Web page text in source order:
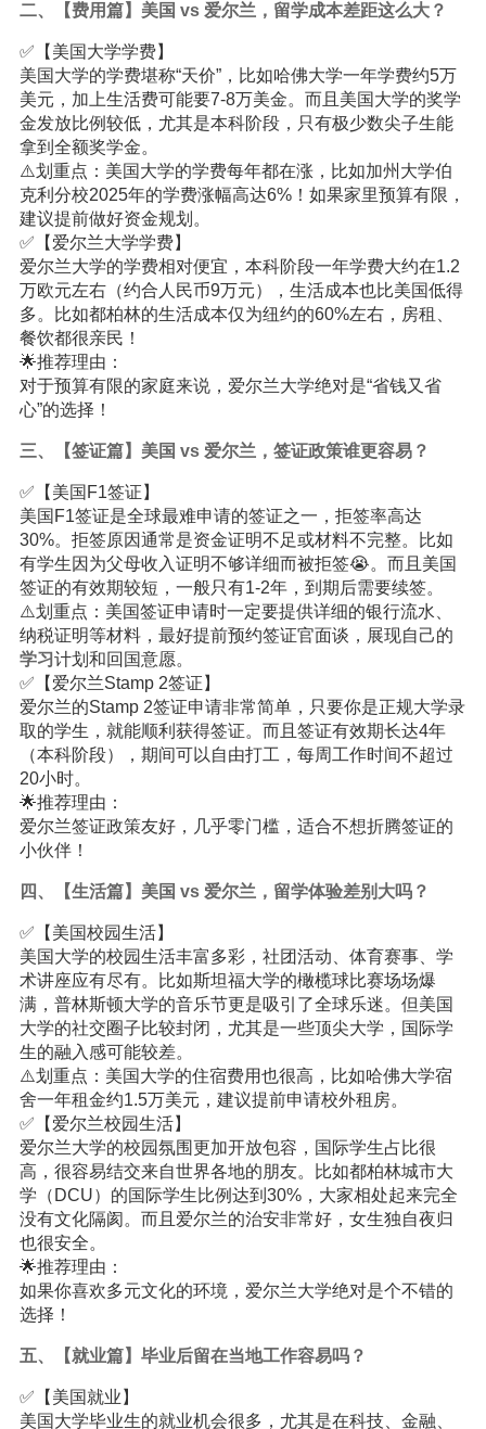
二、【费用篇】美国 vs 爱尔兰，留学成本差距这么大？
✅【美国大学学费】
美国大学的学费堪称“天价”，比如哈佛大学一年学费约5万
美元，加上生活费可能要7-8万美金。而且美国大学的奖学
金发放比例较低，尤其是本科阶段，只有极少数尖子生能
拿到全额奖学金。
⚠️划重点：美国大学的学费每年都在涨，比如加州大学伯
克利分校2025年的学费涨幅高达6%！如果家里预算有限，
建议提前做好资金规划。
✅【爱尔兰大学学费】
爱尔兰大学的学费相对便宜，本科阶段一年学费大约在1.2
万欧元左右（约合人民币9万元），生活成本也比美国低得
多。比如都柏林的生活成本仅为纽约的60%左右，房租、
餐饮都很亲民！
🌟推荐理由：
对于预算有限的家庭来说，爱尔兰大学绝对是“省钱又省
心”的选择！
三、【签证篇】美国 vs 爱尔兰，签证政策谁更容易？
✅【美国F1签证】
美国F1签证是全球最难申请的签证之一，拒签率高达
30%。拒签原因通常是资金证明不足或材料不完整。比如
有学生因为父母收入证明不够详细而被拒签😭。而且美国
签证的有效期较短，一般只有1-2年，到期后需要续签。
⚠️划重点：美国签证申请时一定要提供详细的银行流水、
纳税证明等材料，最好提前预约签证官面谈，展现自己的
学习计划和回国意愿。
✅【爱尔兰Stamp 2签证】
爱尔兰的Stamp 2签证申请非常简单，只要你是正规大学录
取的学生，就能顺利获得签证。而且签证有效期长达4年
（本科阶段），期间可以自由打工，每周工作时间不超过
20小时。
🌟推荐理由：
爱尔兰签证政策友好，几乎零门槛，适合不想折腾签证的
小伙伴！
四、【生活篇】美国 vs 爱尔兰，留学体验差别大吗？
✅【美国校园生活】
美国大学的校园生活丰富多彩，社团活动、体育赛事、学
术讲座应有尽有。比如斯坦福大学的橄榄球比赛场场爆
满，普林斯顿大学的音乐节更是吸引了全球乐迷。但美国
大学的社交圈子比较封闭，尤其是一些顶尖大学，国际学
生的融入感可能较差。
⚠️划重点：美国大学的住宿费用也很高，比如哈佛大学宿
舍一年租金约1.5万美元，建议提前申请校外租房。
✅【爱尔兰校园生活】
爱尔兰大学的校园氛围更加开放包容，国际学生占比很
高，很容易结交来自世界各地的朋友。比如都柏林城市大
学（DCU）的国际学生比例达到30%，大家相处起来完全
没有文化隔阂。而且爱尔兰的治安非常好，女生独自夜归
也很安全。
🌟推荐理由：
如果你喜欢多元文化的环境，爱尔兰大学绝对是个不错的
选择！
五、【就业篇】毕业后留在当地工作容易吗？
✅【美国就业】
美国大学毕业生的就业机会很多，尤其是在科技、金融、